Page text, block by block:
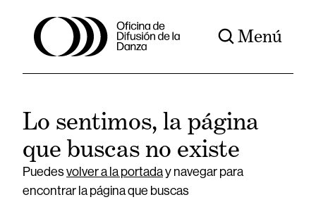
Menú
Lo sentimos, la página
que buscas no existe
Puedesvolver a la portaday navegar para
encontrar la página que buscas